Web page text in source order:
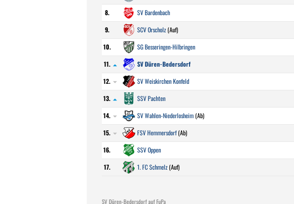
8.
SV Bardenbach
9.
SCV Orscholz(Auf)
10.
SG Besseringen-Hilbringen
11.
SV Düren-Bedersdorf
12.
SV Weiskirchen Konfeld
13.
SSV Pachten
14.
SV Wahlen-Niederlosheim(Ab)
15.
FSV Hemmersdorf(Ab)
16.
SSV Oppen
17.
1. FC Schmelz(Auf)
SV Düren-Bedersdorf auf FuPa